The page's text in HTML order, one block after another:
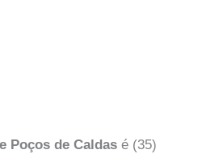
Poços de Caldas é (35)